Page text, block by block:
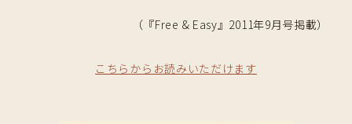
（『Free & Easy』2011年9月号掲載）
こちらからお読みいただけます